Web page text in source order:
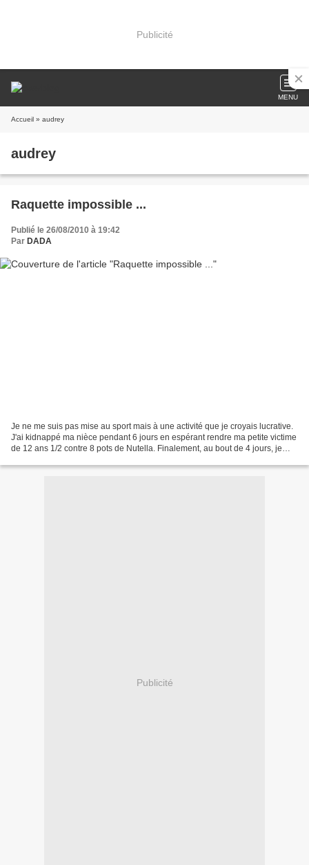
Publicité
MENU
Accueil » audrey
audrey
Raquette impossible ...
Publié le 26/08/2010 à 19:42
Par DADA
Je ne me suis pas mise au sport mais à une activité que je croyais lucrative.
J'ai kidnappé ma nièce pendant 6 jours en espérant rendre ma petite victime
de 12 ans 1/2 contre 8 pots de Nutella. Finalement, au bout de 4 jours, je
Publicité